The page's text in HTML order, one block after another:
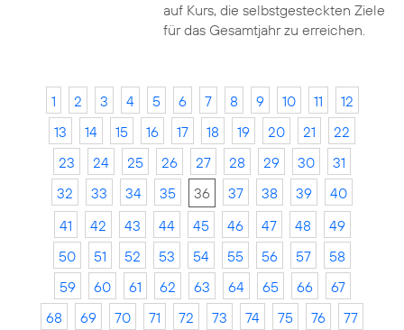
auf Kurs, die selbstgesteckten Ziele
für das Gesamtjahr zu erreichen.
1 2 3 4 5 6 7 8 9 10 11
12
13
14 15 16 17 18 19 20 21
22
23
24 25 26 27 28 29 30
31
32
33 34 35 36 37 38 39
40
41
42 43 44 45 46 47 48
49
50
51 52 53 54 55 56 57
58
59
60 61 62 63 64 65 66
67
68
69 70 71 72 73 74 75 76
77